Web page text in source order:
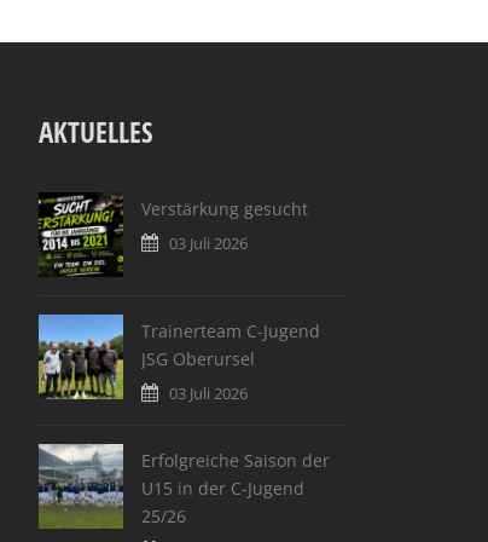
AKTUELLES
Verstärkung gesucht
03 Juli 2026
Trainerteam C-Jugend
JSG Oberursel
03 Juli 2026
Erfolgreiche Saison der
U15 in der C-Jugend
25/26